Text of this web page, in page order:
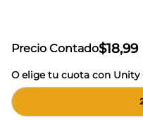
Precio Contado$18,99
O elige tu cuota con Unity